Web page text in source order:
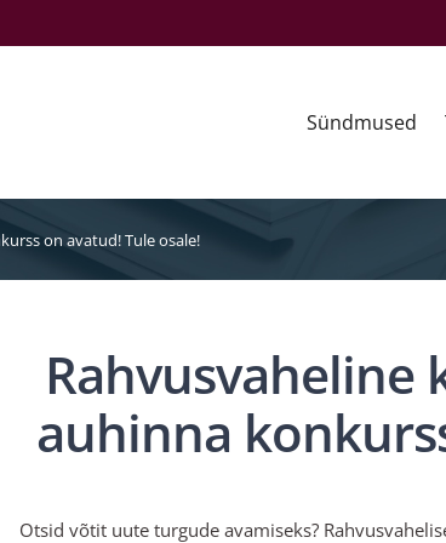
Sündmused
on avatud! Tule osale!
auhinna
Otsid võtit uute turgude avamiseks?